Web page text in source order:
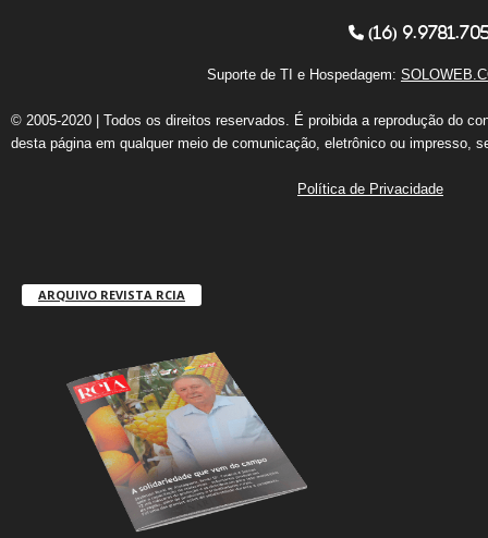
(16)
Suporte de TI e Hospedagem:
© 2005-2020 | Todos os direitos reservados. É proibida a reprodução do
desta página em qualquer meio de comunicação, eletrônico ou impresso,
Política de Privacidade
ARQUIVO REVISTA RCIA